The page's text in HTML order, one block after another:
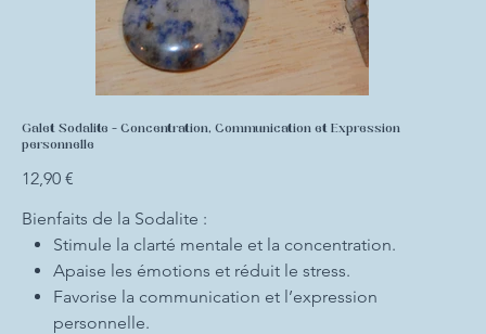
Galet Sodalite - Concentration, Communication et Expression
personnelle
Prix
12,90 €
Bienfaits de la Sodalite :
Stimule la clarté mentale et la concentration.
Apaise les émotions et réduit le stress.
Favorise la communication et l’expression
personnelle.